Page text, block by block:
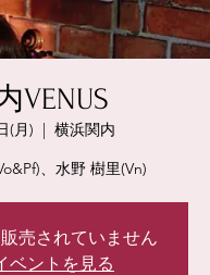
VENUS
(月)
  |
横浜関内
、水野 樹里(Vn)
売されていません
ベントを見る